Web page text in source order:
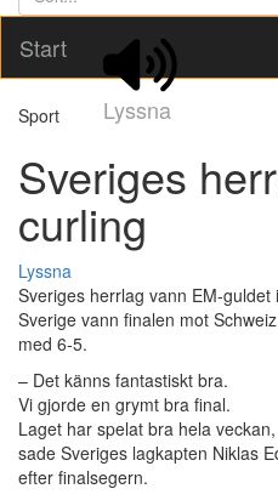
Start
Lyssna
Sport
Sveriges
curling
Lyssna
Sveriges herrlag vann EM-guldet
Sverige vann finalen mot Schweiz
med 6-5.
– Det känns fantastiskt bra.
Vi gjorde en grymt bra final.
Laget har spelat bra hela veckan,
sade Sveriges lagkapten Niklas
efter finalsegern.